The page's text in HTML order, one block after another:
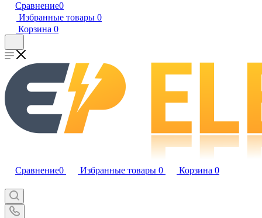
Сравнение0
Избранные товары 0
Корзина 0
Сравнение0 Избранные товары 0 Корзина 0